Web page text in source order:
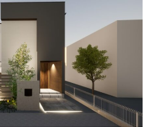
会社情報
採用情報
プライバシーポリシー